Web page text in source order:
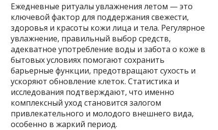
Ежедневные ритуалы увлажнения летом — это
ключевой фактор для поддержания свежести,
здоровья и красоты кожи лица и тела. Регулярное
увлажнение, правильный выбор средств,
адекватное употребление воды и забота о коже в
бытовых условиях помогают сохранить
барьерные функции, предотвращают сухость и
ускоряют обновление клеток. Статистика и
исследования подтверждают, что именно
комплексный уход становится залогом
привлекательного и молодого внешнего вида,
особенно в жаркий период.